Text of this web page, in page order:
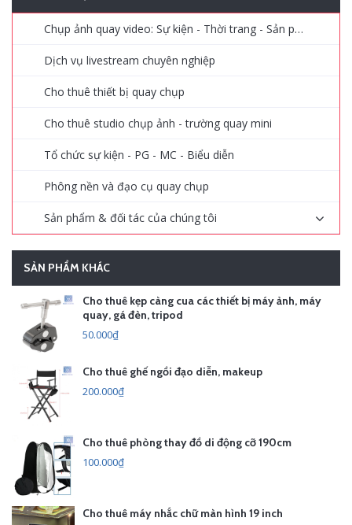
Chụp ảnh quay video: Sự kiện - Thời trang - Sản phẩm - Quảng cáo
Dịch vụ livestream chuyên nghiệp
Cho thuê thiết bị quay chụp
Cho thuê studio chụp ảnh - trường quay mini
Tổ chức sự kiện - PG - MC - Biểu diễn
Phông nền và đạo cụ quay chụp
Sản phẩm & đối tác của chúng tôi
SẢN PHẨM KHÁC
Cho thuê kẹp càng cua các thiết bị máy ảnh, máy
quay, gá đèn, tripod
50.000₫
Cho thuê ghế ngồi đạo diễn, makeup
200.000₫
Cho thuê phòng thay đồ di động cỡ 190cm
100.000₫
Cho thuê máy nhắc chữ màn hình 19 inch